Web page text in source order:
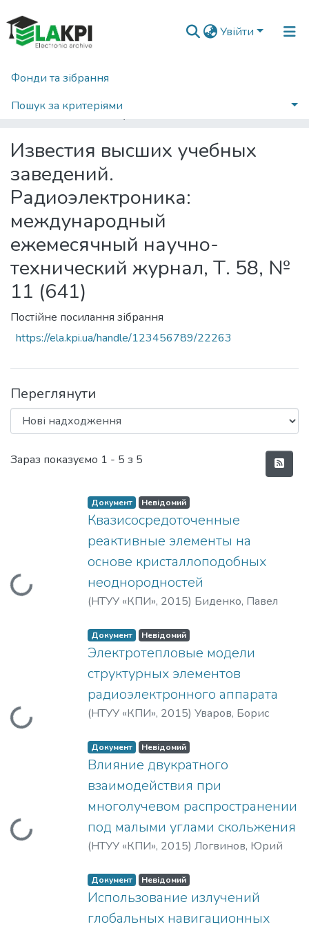
Увійти
Фонди та зібрання
Пошук за критеріями
Головна
Наукова періодика
Известия высших учебных
заведений.
Радиоэлектроника:
международный
ежемесячный научно-
технический журнал, Т. 58, №
11 (641)
Постійне посилання зібрання
https://ela.kpi.ua/handle/123456789/22263
Переглянути
Нові надходження
Зараз показуємо 1 - 5 з 5
Вантажиться...
Документ Невідомий
Квазисосредоточенные
реактивные элементы на
основе кристаллоподобных
неоднородностей
(НТУУ «КПИ», 2015) Биденко, Павел
Назарько, Анатолий Иванович
Адаменко, Юлия Федоровна
Вантажиться...
Документ Невідомий
Электротепловые модели
структурных элементов
радиоэлектронного аппарата
(НТУУ «КПИ», 2015) Уваров, Борис
Францевич
Вантажиться...
Документ Невідомий
Влияние двукратного
взаимодействия при
многолучевом распространении
под малыми углами скольжения
(НТУУ «КПИ», 2015) Логвинов, Юрий
Борисович
Документ Невідомий
Использование излучений
глобальных навигационных